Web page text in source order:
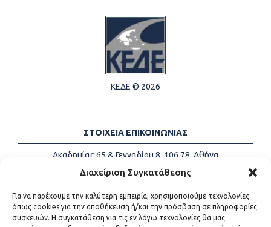
Διαχείριση Συγκατάθεσης
Για να παρέχουμε την καλύτερη εμπειρία, χρησιμοποιούμε τεχνολογίες
όπως cookies για την αποθήκευση ή/και την πρόσβαση σε πληροφορίες
συσκευών. Η συγκατάθεση για τις εν λόγω τεχνολογίες θα μας
ΚΕΔΕ © 2026
ΣΤΟΙΧΕΙΑ ΕΠΙΚΟΙΝΩΝΙΑΣ
Ακαδημίας 65 & Γενναδίου 8, 106 78, Αθήνα
Τηλέφωνα:
+30 213-2147500
Email:
info@kede.gr